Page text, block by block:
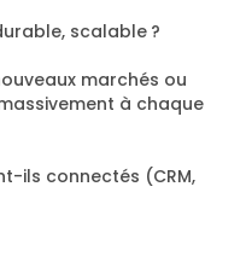
scalable ?
marchés ou
à chaque
ils connectés (CRM,